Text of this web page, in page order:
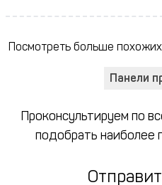
Посмотреть больше
Панели
Проконсультируем по
подобрать наиболее